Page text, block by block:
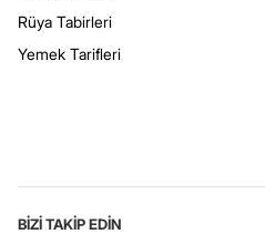
Rüya Tabirleri
Yemek Tarifleri
BİZİ TAKİP EDİN